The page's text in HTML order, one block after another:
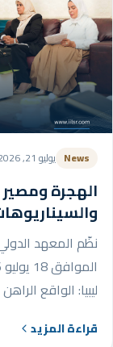
News يوليو 21, 2026
الهجرة ومصير
نظّم المعهد
ليبيا: الواقع
قراءة المزيد